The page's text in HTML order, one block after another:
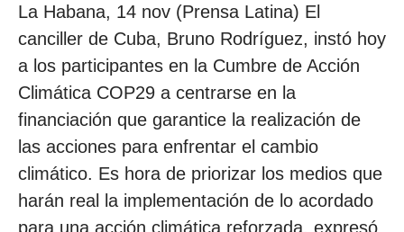
La Habana, 14 nov (Prensa Latina) El
canciller de Cuba, Bruno Rodríguez, instó hoy
a los participantes en la Cumbre de Acción
Climática COP29 a centrarse en la
financiación que garantice la realización de
las acciones para enfrentar el cambio
climático. Es hora de priorizar los medios que
harán real la implementación de lo acordado
para una acción climática reforzada, expresó